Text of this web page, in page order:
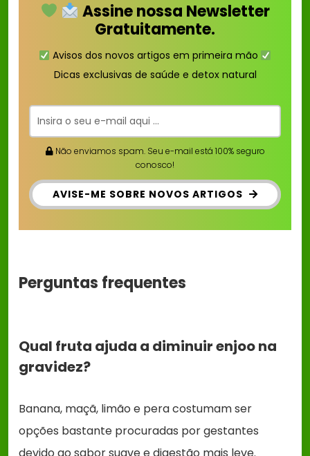
Assine nossa Newsletter
Gratuitamente.
Avisos dos novos artigos em primeira mão
Dicas exclusivas de saúde e detox natural
Não enviamos spam. Seu e-mail está 100% seguro
conosco!
AVISE-ME SOBRE NOVOS ARTIGOS
Perguntas frequentes
Qual fruta ajuda a diminuir enjoo na
gravidez?
Banana, maçã, limão e pera costumam ser
opções bastante procuradas por gestantes